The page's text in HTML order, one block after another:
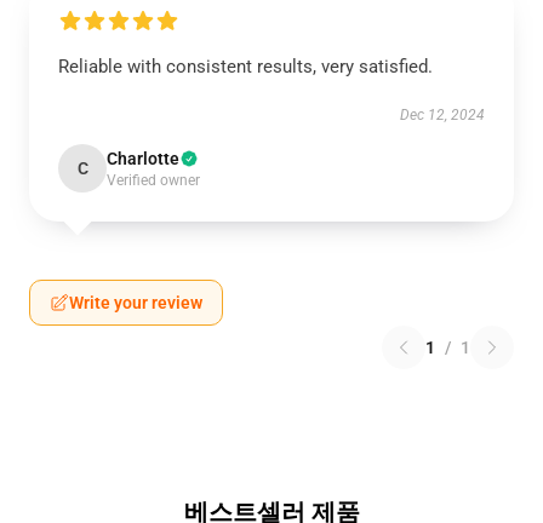
Reliable with consistent results, very satisfied.
Dec 12, 2024
C Charlotte
Verified owner
Write your review
1 / 1
베스트셀러 제품